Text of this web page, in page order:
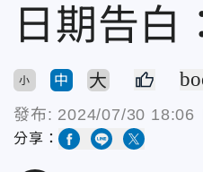
日期告白
小 中 大
發布: 2024/07/30 18:06
分享：